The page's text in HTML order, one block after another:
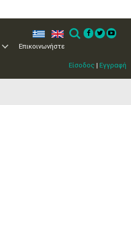
Είσοδος | Εγγραφή
Επικοινωνήστε
ελ en Search